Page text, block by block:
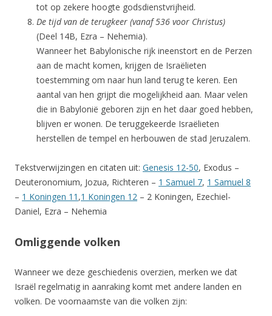
tot op zekere hoogte godsdienstvrijheid.
De tijd van de terugkeer (vanaf 536 voor Christus)
(Deel 14B, Ezra – Nehemia).
Wanneer het Babylonische rijk ineenstort en de Perzen
aan de macht komen, krijgen de Israëlieten
toestemming om naar hun land terug te keren. Een
aantal van hen grijpt die mogelijkheid aan. Maar velen
die in Babylonië geboren zijn en het daar goed hebben,
blijven er wonen. De teruggekeerde Israëlieten
herstellen de tempel en herbouwen de stad Jeruzalem.
Tekstverwijzingen en citaten uit: Genesis 12-50, Exodus –
Deuteronomium, Jozua, Richteren – 1 Samuel 7, 1 Samuel 8
– 1 Koningen 11 ,1 Koningen 12 – 2 Koningen, Ezechiel-
Daniel, Ezra – Nehemia
Omliggende volken
Wanneer we deze geschiedenis overzien, merken we dat
Israël regelmatig in aanraking komt met andere landen en
volken. De voornaamste van die volken zijn: